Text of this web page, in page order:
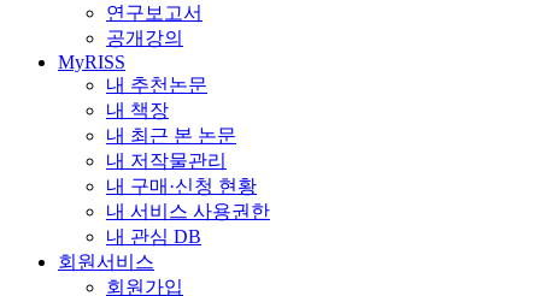
연구보고서
공개강의
MyRISS
내 추천논문
내 책장
내 최근 본 논문
내 저작물관리
내 구매·신청 현황
내 서비스 사용권한
내 관심 DB
회원서비스
회원가입